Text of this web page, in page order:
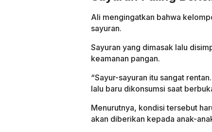
Ali mengingatkan bahwa
sayuran.
Sayuran yang dimasak lalu
keamanan pangan.
“Sayur-sayuran itu sangat
lalu baru dikonsumsi saat
Menurutnya, kondisi tersebut
akan diberikan kepada anak-